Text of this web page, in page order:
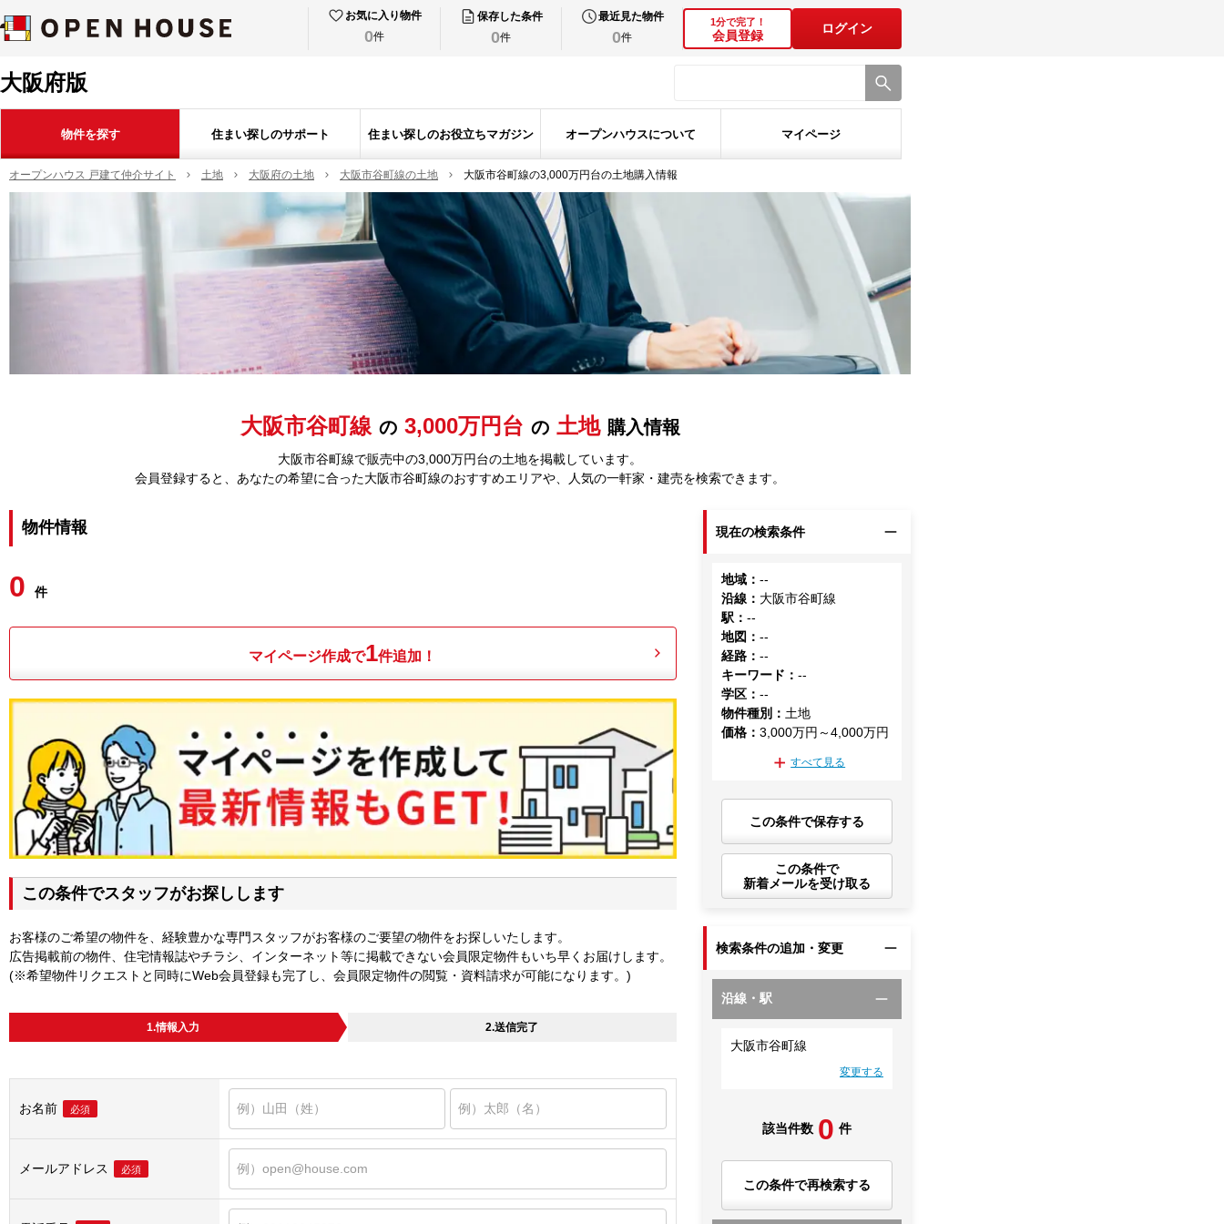
お気に入り物件
0件
保存した条件
0件
最近見た物件
0件
1分で完了！
会員登録
ログイン
大阪府版
物件を探す 住まい探しのサポート 住まい探しのお役立ちマガジン オープンハウスについて マイページ
オープンハウス 戸建て仲介サイト 土地 大阪府の土地 大阪市谷町線の土地 大阪市谷町線の3,000万円台の土地購入情報
大阪市谷町線 の 3,000万円台 の 土地 購入情報
大阪市谷町線で販売中の3,000万円台の土地を掲載しています。
会員登録すると、あなたの希望に合った大阪市谷町線のおすすめエリアや、人気の一軒家・建売を検索できます。
物件情報
0 件
マイページ作成で1件追加！
この条件でスタッフがお探しします
お客様のご希望の物件を、経験豊かな専門スタッフがお客様のご要望の物件をお探しいたします。
広告掲載前の物件、住宅情報誌やチラシ、インターネット等に掲載できない会員限定物件もいち早くお届けします。
(※希望物件リクエストと同時にWeb会員登録も完了し、会員限定物件の閲覧・資料請求が可能になります。)
1.情報入力 2.送信完了
お名前 必須
メールアドレス 必須
現在の検索条件
地域 ：--
沿線 ： 大阪市谷町線
駅 ：--
地図 ：--
経路 ：--
キーワード ：--
学区 ：--
物件種別 ： 土地
価格 ：3,000万円～4,000万円
すべて見る
この条件で保存する
この条件で
新着メールを受け取る
検索条件の追加・変更
沿線・駅
大阪市谷町線
変更する
該当件数 0 件
この条件で再検索する